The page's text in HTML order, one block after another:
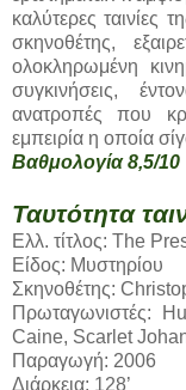
καλύτερες ταινίες
σκηνοθέτης,
ολοκληρωμένη
συγκινήσεις,
ανατροπές που
εμπειρία η οποία
Βαθμολογία 8,5/10
Ταυτότητα
Ελλ. τίτλος: The
Είδος: Μυστηρίου
Σκηνοθέτης:
Πρωταγωνιστές:
Caine, Scarlet
Παραγωγή: 2006
Διάρκεια: 128’